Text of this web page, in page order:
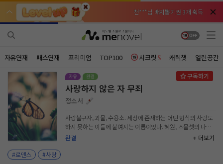
천***님 배지뽑기권 3개 획득
천***님 배지뽑기권 3개 획득
메**님 체험권 3일 획득
메**님 체험권 3일 획득
주**님 일반뽑기권 2개 획득
주**님 일반뽑기권 2개 획득
베**님
베**님
갈***님 후원10코인 획득
갈***님 후원10코인 획득
자유연재 패스연재 프리미엄 TOP100 시크릿 캐릭챗 열린공간
사랑하지 않은 자 무죄
정소서
완결
사랑불구자, 괴물, 수용소. 세상에 존재하는 어떤 형식의 사랑도
하지 못하는 이들에 붙여지는 이름이었다. 혜원, 스물셋의 나이
에 희망사랑병원에 스스로 발을 내디딘 그녀는 분명 그들과는 달
+ 더보기
#로맨스
#사랑